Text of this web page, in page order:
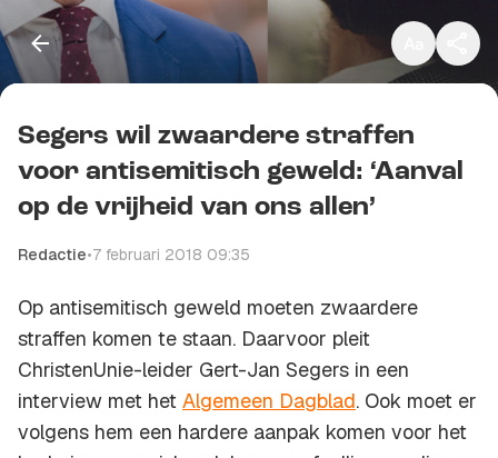
Kopieer link
Segers wil zwaardere straffen
voor antisemitisch geweld: ‘Aanval
op de vrijheid van ons allen’
Redactie•7 februari 2018 09:35
Op antisemitisch geweld moeten zwaardere
straffen komen te staan. Daarvoor pleit
ChristenUnie-leider Gert-Jan Segers in een
interview met het Algemeen Dagblad. Ook moet er
volgens hem een hardere aanpak komen voor het